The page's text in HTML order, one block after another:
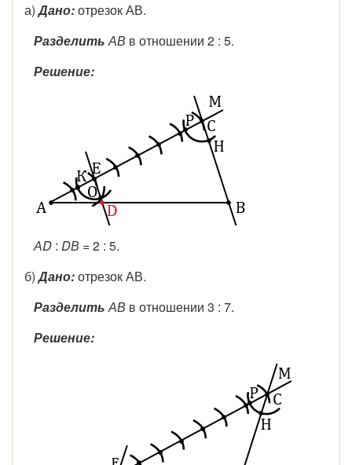
а)Дано:отрезок АВ.
Разделить АВ в отношении 2 : 5.
Решение:
АD : DВ = 2 : 5.
б)Дано:отрезок АВ.
Разделить АВ в отношении 3 : 7.
Решение: